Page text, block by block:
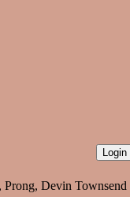
Devin